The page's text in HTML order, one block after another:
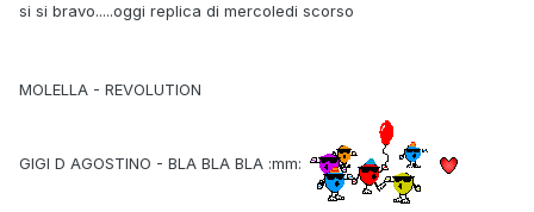
si si bravo.....oggi replica di mercoledi scorso
MOLELLA - REVOLUTION
GIGI D AGOSTINO - BLA BLA BLA :mm: